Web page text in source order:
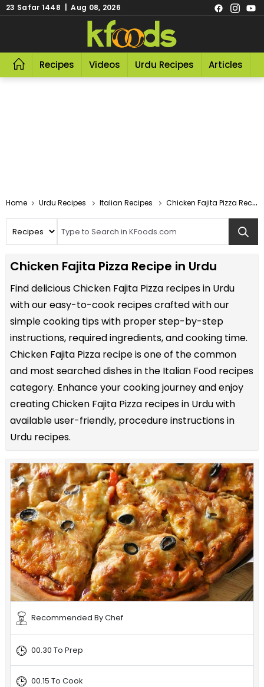
23 Safar 1448 | Aug 08, 2026
Recipes Videos Urdu Recipes Articles
Home Urdu Recipes Italian Recipes Chicken Fajita Pizza Recipe In Urdu
Chicken Fajita Pizza Recipe in Urdu
Find delicious Chicken Fajita Pizza recipes in Urdu
with our easy-to-cook recipes crafted with our
simple cooking tips with proper step-by-step
instructions, required ingredients, and cooking time.
Chicken Fajita Pizza recipe is one of the common
and most searched dishes in the Italian Food recipes
category. Enhance your cooking journey and enjoy
creating Chicken Fajita Pizza recipes in Urdu with
available user-friendly, procedure instructions in
Urdu recipes.
Recommended By Chef
00.30 To Prep
00.15 To Cook